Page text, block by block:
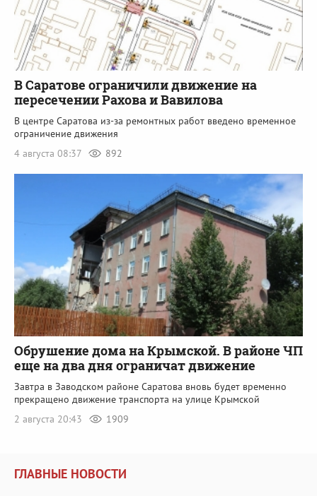
В Саратове ограничили движение на
пересечении Рахова и Вавилова
В центре Саратова из-за ремонтных работ введено временное
ограничение движения
4 августа 08:37
892
Обрушение дома на Крымской. В районе ЧП
еще на два дня ограничат движение
Завтра в Заводском районе Саратова вновь будет временно
прекращено движение транспорта на улице Крымской
2 августа 20:43
1909
ГЛАВНЫЕ НОВОСТИ